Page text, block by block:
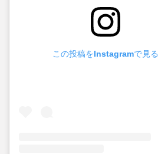
この投稿をInstagramで見る